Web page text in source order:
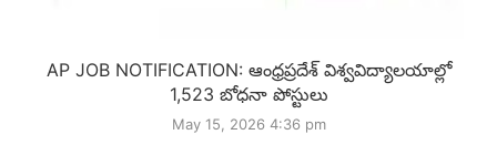
AP JOB NOTIFICATION: ఆంధ్రప్రదేశ్ విశ్వవిద్యాలయాల్లో
1,523 బోధనా పోస్టులు
May 15, 2026 4:36 pm